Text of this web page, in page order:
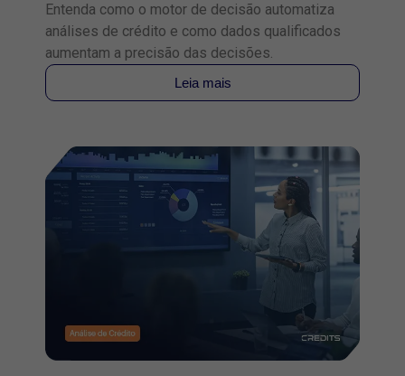
Entenda como o motor de decisão automatiza
análises de crédito e como dados qualificados
aumentam a precisão das decisões.
Leia mais